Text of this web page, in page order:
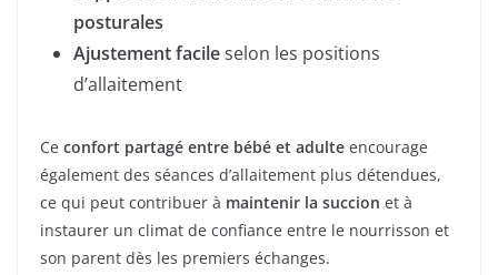
posturales
Ajustement facileselon les positions
d’allaitement
Ce confort partagé entre bébé et adulte encourage
également des séances d’allaitement plus détendues,
ce qui peut contribuer à maintenir la succion et à
instaurer un climat de confiance entre le nourrisson et
son parent dès les premiers échanges.